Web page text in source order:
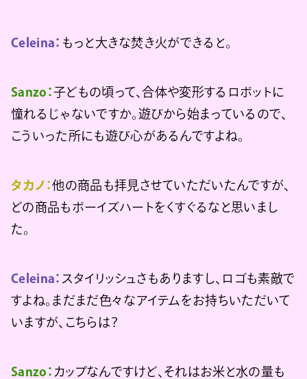
Celeina： もっと大きな焚き火ができると。
Sanzo：子どもの頃って、合体や変形するロボットに
憧れるじゃないですか。遊びから始まっているので、
こういった所にも遊び心があるんですよね。
タカノ：他の商品も拝見させていただいたんですが、
どの商品もボーイズハートをくすぐるなと思いまし
た。
Celeina： スタイリッシュさもありますし、ロゴも素敵で
すよね。まだまだ色々なアイテムをお持ちいただいて
いますが、こちらは？
Sanzo： カップなんですけど、それはお米と水の量も